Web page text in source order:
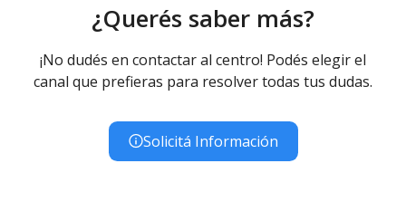
¿Querés saber más?
¡No dudés en contactar al centro! Podés elegir el
canal que prefieras para resolver todas tus dudas.
Solicitá Información